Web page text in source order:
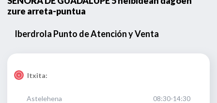
zure arreta-puntua
Iberdrola Punto de Atención y Venta
Itxita:
Astelehena
08:30-14:30